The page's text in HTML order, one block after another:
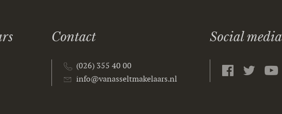
Contact
(026) 355 40 00
info@vanasseltmakelaars.nl
Social media